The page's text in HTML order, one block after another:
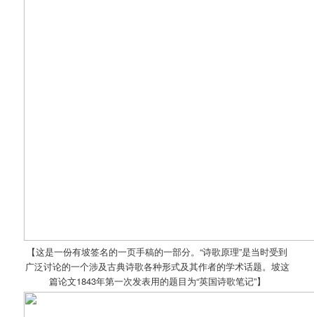
【这是一份有坡签名的一页手稿的一部分。“诗歌原理”是当时受到
广泛讨论的一个涉及古典诗歌各种形式及其作者的学术话题。坡这
篇论文1843年第一次发表用的题目为“英国诗歌笔记”】